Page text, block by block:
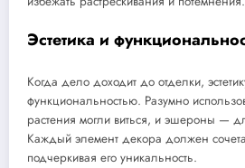
Эстетика и
Когда дело доходит до отделки,
функциональностью. Разумно
растения могли виться, и эшероны —
Каждый элемент декора должен
подчеркивая его уникальность.